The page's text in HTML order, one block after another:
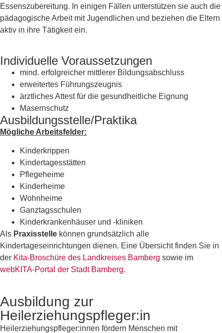
Essenszubereitung. In einigen Fällen unterstützen sie auch die
pädagogische Arbeit mit Jugendlichen und beziehen die Eltern
aktiv in ihre Tätigkeit ein.
Individuelle Voraussetzungen
mind. erfolgreicher mittlerer Bildungsabschluss
erweitertes Führungszeugnis
ärztliches Attest für die gesundheitliche Eignung
Masernschutz
Ausbildungsstelle/Praktika
Mögliche Arbeitsfelder:
Kinderkrippen
Kindertagesstätten
Pflegeheime
Kinderheime
Wohnheime
Ganztagsschulen
Kinderkrankenhäuser und -kliniken
Als Praxisstelle können grundsätzlich alle
Kindertageseinrichtungen dienen. Eine Übersicht finden Sie in
der Kita-Broschüre des Landkreises Bamberg sowie im
webKITA-Portal der Stadt Bamberg.
Ausbildung zur
Heilerziehungspfleger:in
Heilerziehungspfleger:innen fördern Menschen mit